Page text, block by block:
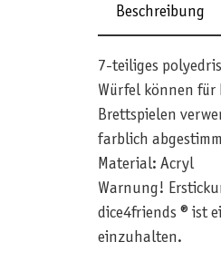
Beschreibung
7-teiliges
Würfel können für
Brettspielen
farblich
Material: Acryl
Warnung!
dice4friends ® ist
einzuhalten.